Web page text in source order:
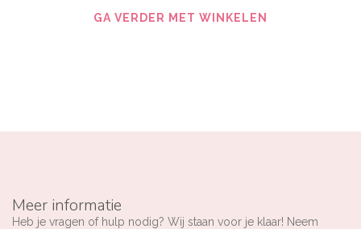
GA VERDER MET WINKELEN
Meer informatie
Heb je vragen of hulp nodig? Wij staan voor je klaar! Neem